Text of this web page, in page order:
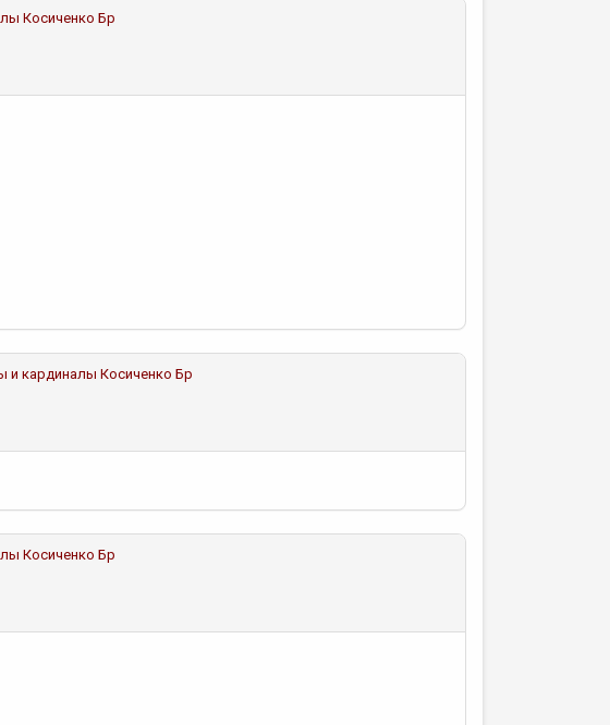
Косиченко Бр
и кардиналы Косиченко Бр
Косиченко Бр